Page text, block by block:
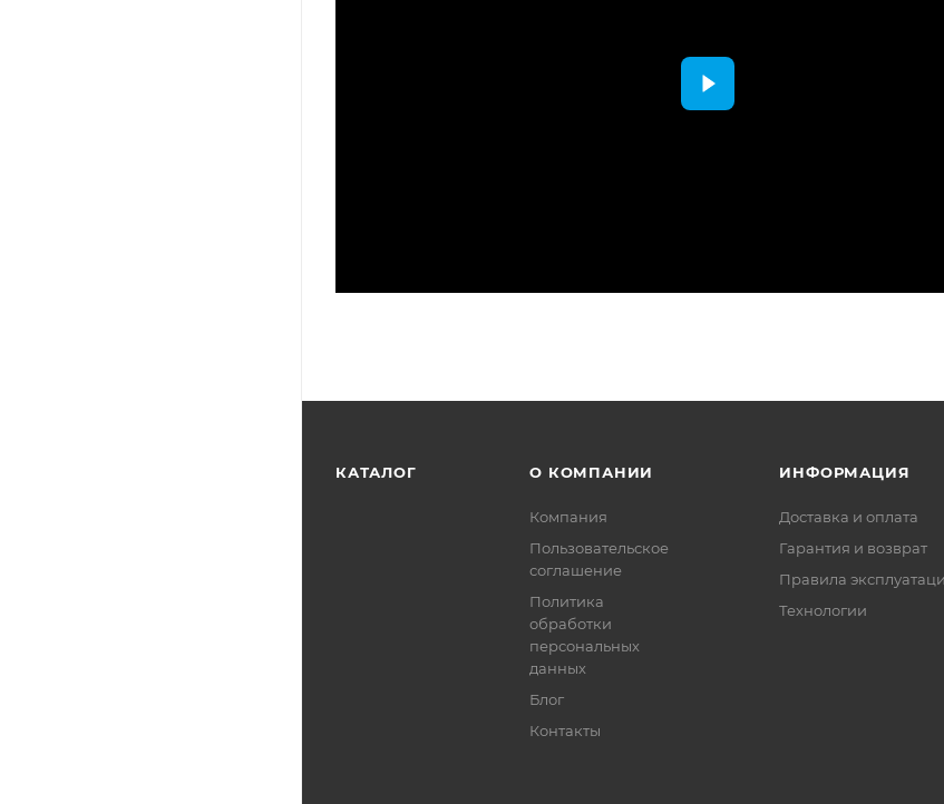
КАТАЛОГ О КОМПАНИИ
Компания
Пользовательское
соглашение
Политика
обработки
персональных
данных
Блог
Контакты
ИНФОРМАЦИЯ
Доставка и оплата
Гарантия и возврат
Правила
Технологии